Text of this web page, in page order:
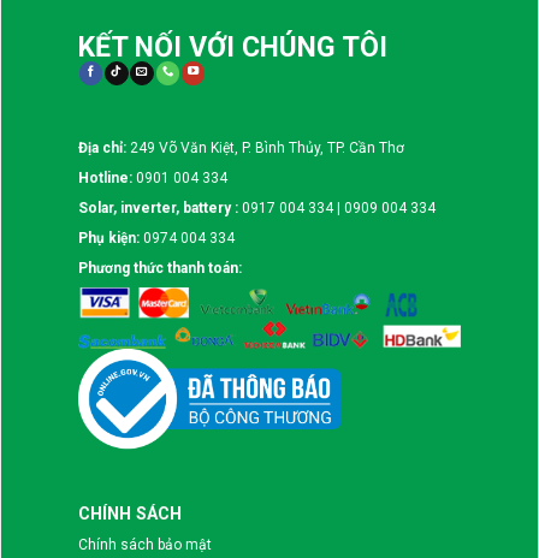
KẾT NỐI VỚI CHÚNG TÔI
Địa chỉ: 249 Võ Văn Kiệt, P. Bình Thủy, TP. Cần Thơ
Hotline: 0901 004 334
Solar, inverter, battery : 0917 004 334 | 0909 004 334
Phụ kiện: 0974 004 334
Phương thức thanh toán:
CHÍNH SÁCH
Chính sách bảo mật